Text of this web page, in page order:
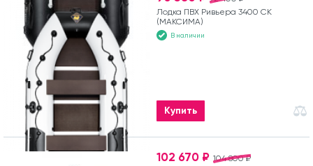
Лодка ПВХ Ривьера 3400 СК
(МАКСИМА)
В наличии
Купить
104 800 ₽
102 670 ₽